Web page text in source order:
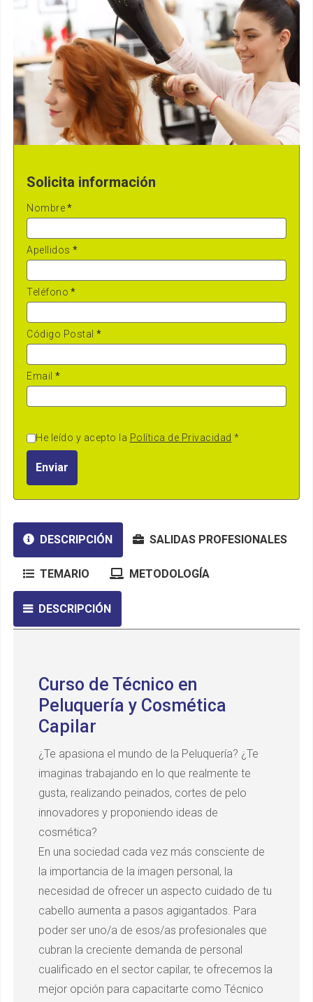
Solicita información
Nombre*
Apellidos *
Teléfono *
Código Postal *
Email *
He leído y acepto la Política de Privacidad *
Enviar
DESCRIPCIÓN SALIDAS PROFESIONALES
TEMARIO METODOLOGÍA
DESCRIPCIÓN
Curso de Técnico en
Peluquería y Cosmética
Capilar
¿Te apasiona el mundo de la Peluquería? ¿Te
imaginas trabajando en lo que realmente te
gusta, realizando peinados, cortes de pelo
innovadores y proponiendo ideas de
cosmética?
En una sociedad cada vez más consciente de
la importancia de la imagen personal, la
necesidad de ofrecer un aspecto cuidado de tu
cabello aumenta a pasos agigantados. Para
poder ser uno/a de esos/as profesionales que
cubran la creciente demanda de personal
cualificado en el sector capilar, te ofrecemos la
mejor opción para capacitarte como Técnico